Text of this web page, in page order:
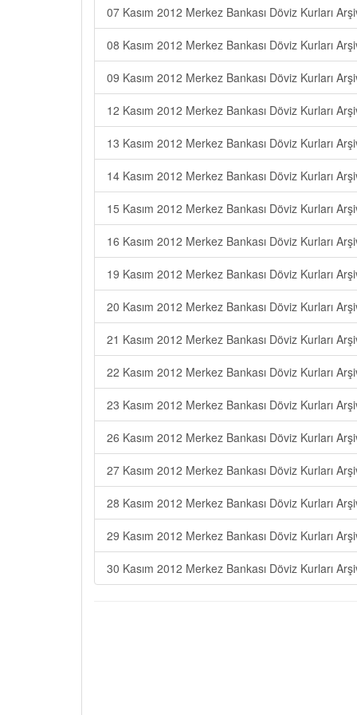
07 Kasım 2012 Merkez Bankası Döviz Kurları
08 Kasım 2012 Merkez Bankası Döviz Kurları
09 Kasım 2012 Merkez Bankası Döviz Kurları
12 Kasım 2012 Merkez Bankası Döviz Kurları
13 Kasım 2012 Merkez Bankası Döviz Kurları
14 Kasım 2012 Merkez Bankası Döviz Kurları
15 Kasım 2012 Merkez Bankası Döviz Kurları
16 Kasım 2012 Merkez Bankası Döviz Kurları
19 Kasım 2012 Merkez Bankası Döviz Kurları
20 Kasım 2012 Merkez Bankası Döviz Kurları
21 Kasım 2012 Merkez Bankası Döviz Kurları
22 Kasım 2012 Merkez Bankası Döviz Kurları
23 Kasım 2012 Merkez Bankası Döviz Kurları
26 Kasım 2012 Merkez Bankası Döviz Kurları
27 Kasım 2012 Merkez Bankası Döviz Kurları
28 Kasım 2012 Merkez Bankası Döviz Kurları
29 Kasım 2012 Merkez Bankası Döviz Kurları
30 Kasım 2012 Merkez Bankası Döviz Kurları